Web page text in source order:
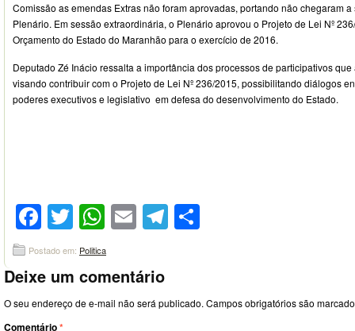
Comissão as emendas Extras não foram aprovadas, portando não chegaram
Plenário. Em sessão extraordinária, o Plenário aprovou o Projeto de Lei Nº
Orçamento do Estado do Maranhão para o exercício de 2016.
Deputado Zé Inácio ressalta a importância dos processos de participativos
visando contribuir com o Projeto de Lei Nº 236/2015, possibilitando diálogos
poderes executivos e legislativo em defesa do desenvolvimento do Estado.
Facebook
Twitter
WhatsApp
EmailTelegram
Postado em: Politica
Deixe um comentário
O seu endereço de e-mail não será publicado. Campos obrigatórios são
Comentário*